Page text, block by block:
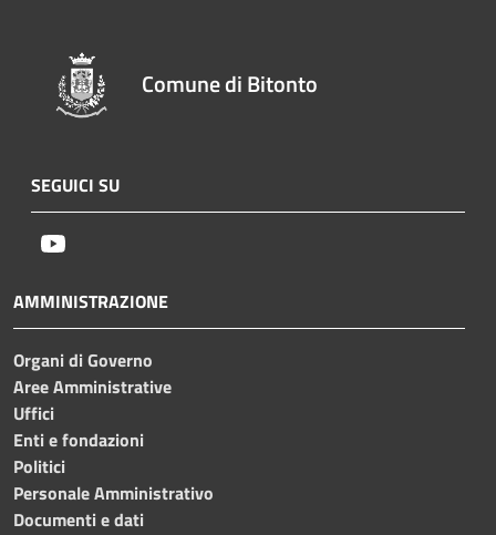
Comune di Bitonto
SEGUICI SU
AMMINISTRAZIONE
Organi di Governo
Aree Amministrative
Uffici
Enti e fondazioni
Politici
Personale Amministrativo
Documenti e dati